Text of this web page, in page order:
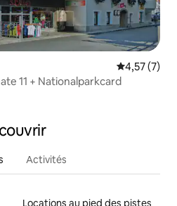
Évaluation
4,57 (7)
11 + Nationalparkcard
Activités
Locations au pied des pistes